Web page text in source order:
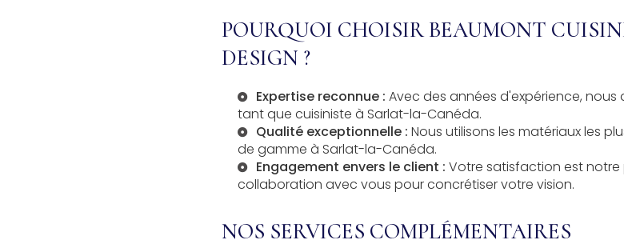
POURQUOI CHOISIR BEAUMONT
DESIGN ?
Expertise reconnue : Avec des années d'expérience,
tant que cuisiniste à Sarlat-la-Canéda.
Qualité exceptionnelle : Nous utilisons les matériaux les
de gamme à Sarlat-la-Canéda.
Engagement envers le client : Votre satisfaction est notre
collaboration avec vous pour concrétiser votre vision.
NOS SERVICES COMPLÉMENTAIRES